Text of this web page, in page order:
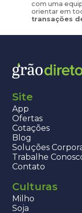
com uma
orientar em
transações
Site
App
Ofertas
Cotações
Blog
Soluções
Trabalhe
Contato
Culturas
Milho
Soja